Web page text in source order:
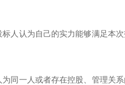
人认为自己的实力能够满足本
同一人或者存在控股、管理关